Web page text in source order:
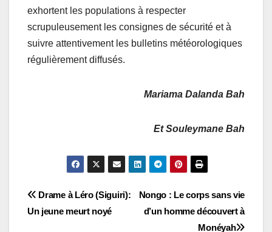
exhortent les populations à respecter
scrupuleusement les consignes de sécurité et à
suivre attentivement les bulletins météorologiques
régulièrement diffusés.
Mariama Dalanda Bah
Et Souleymane Bah
Navigation
de
Nongo : Le corps sans vie
d’un homme découvert à
Monéyah
Drame à Léro (Siguiri):
Un jeune meurt noyé